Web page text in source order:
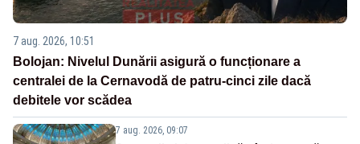
7 aug. 2026, 10:51
Bolojan: Nivelul Dunării asigură o funcționare a
centralei de la Cernavodă de patru-cinci zile dacă
debitele vor scădea
7 aug. 2026, 09:07